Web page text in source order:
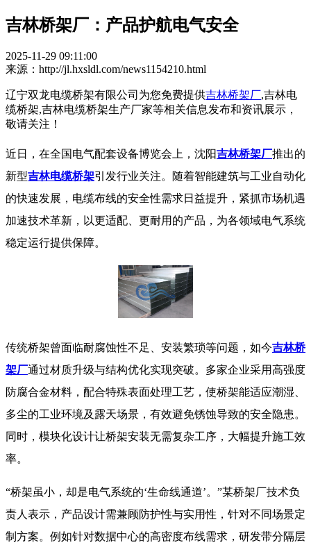
吉林桥架厂：产品护航电气安全
2025-11-29 09:11:00
来源：http://jl.hxsldl.com/news1154210.html
辽宁双龙电缆桥架有限公司为您免费提供吉林桥架厂,吉林电
缆桥架,吉林电缆桥架生产厂家等相关信息发布和资讯展示，
敬请关注！
近日，在全国电气配套设备博览会上，沈阳吉林桥架厂推出的
新型吉林电缆桥架引发行业关注。随着智能建筑与工业自动化
的快速发展，电缆布线的安全性需求日益提升，紧抓市场机遇
加速技术革新，以更适配、更耐用的产品，为各领域电气系统
稳定运行提供保障。
传统桥架曾面临耐腐蚀性不足、安装繁琐等问题，如今吉林桥
架厂通过材质升级与结构优化实现突破。多家企业采用高强度
防腐合金材料，配合特殊表面处理工艺，使桥架能适应潮湿、
多尘的工业环境及露天场景，有效避免锈蚀导致的安全隐患。
同时，模块化设计让桥架安装无需复杂工序，大幅提升施工效
率。
“桥架虽小，却是电气系统的‘生命线通道’。”某桥架厂技术负
责人表示，产品设计需兼顾防护性与实用性，针对不同场景定
制方案。例如针对数据中心的高密度布线需求，研发带分隔层